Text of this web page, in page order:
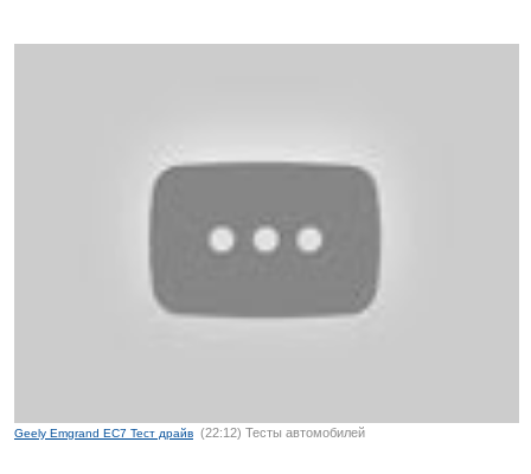
Geely Emgrand EC7 Тест драйв (22:12) Тесты автомобилей